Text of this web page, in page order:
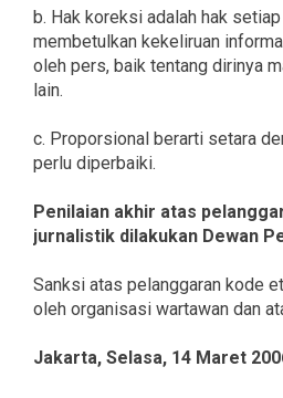
b. Hak koreksi adalah hak
membetulkan kekeliruan
oleh pers, baik tentang dirinya
lain.
c. Proporsional berarti setara
perlu diperbaiki.
Penilaian akhir atas
jurnalistik dilakukan Dewan
Sanksi atas pelanggaran kode
oleh organisasi wartawan dan
Jakarta, Selasa, 14 Maret